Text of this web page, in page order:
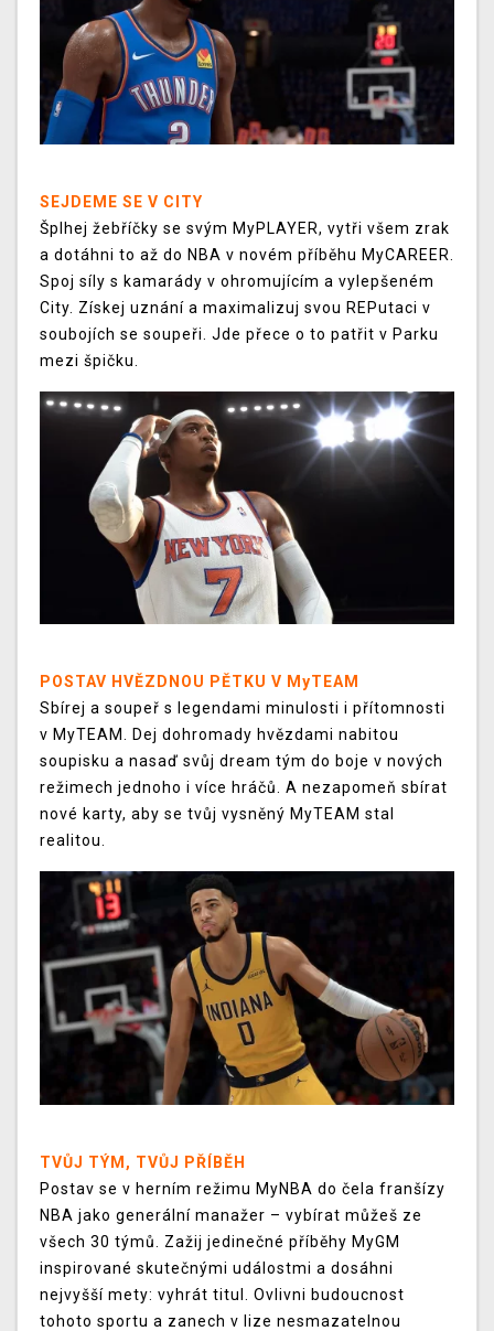
SEJDEME SE V CITY
Šplhej žebříčky se svým MyPLAYER, vytři všem zrak
a dotáhni to až do NBA v novém příběhu MyCAREER.
Spoj síly s kamarády v ohromujícím a vylepšeném
City. Získej uznání a maximalizuj svou REPutaci v
soubojích se soupeři. Jde přece o to patřit v Parku
mezi špičku.
POSTAV HVĚZDNOU PĚTKU V MyTEAM
Sbírej a soupeř s legendami minulosti i přítomnosti
v MyTEAM. Dej dohromady hvězdami nabitou
soupisku a nasaď svůj dream tým do boje v nových
režimech jednoho i více hráčů. A nezapomeň sbírat
nové karty, aby se tvůj vysněný MyTEAM stal
realitou.
TVŮJ TÝM, TVŮJ PŘÍBĚH
Postav se v herním režimu MyNBA do čela franšízy
NBA jako generální manažer – vybírat můžeš ze
všech 30 týmů. Zažij jedinečné příběhy MyGM
inspirované skutečnými událostmi a dosáhni
nejvyšší mety: vyhrát titul. Ovlivni budoucnost
tohoto sportu a zanech v lize nesmazatelnou